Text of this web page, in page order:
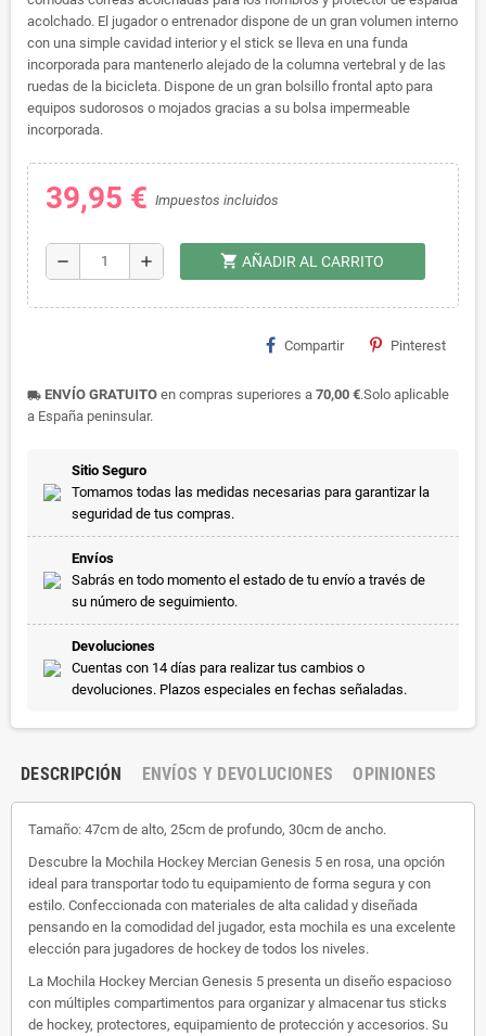
acolchado. El jugador o entrenador dispone de un gran volumen interno
con una simple cavidad interior y el stick se lleva en una funda
incorporada para mantenerlo alejado de la columna vertebral y de las
ruedas de la bicicleta. Dispone de un gran bolsillo frontal apto para
equipos sudorosos o mojados gracias a su bolsa impermeable
incorporada.
39,95 € Impuestos incluidos
remove add shopping_cart AÑADIR AL CARRITO
Compartir Pinterest
local_shipping ENVÍO GRATUITO en compras superiores a 70,00 €.Solo aplicable
a España peninsular.
Sitio Seguro
Tomamos todas las medidas necesarias para garantizar la
seguridad de tus compras.
Envíos
Sabrás en todo momento el estado de tu envío a través de
su número de seguimiento.
Devoluciones
Cuentas con 14 días para realizar tus cambios o
devoluciones. Plazos especiales en fechas señaladas.
DESCRIPCIÓN ENVÍOS Y DEVOLUCIONES OPINIONES
Tamaño: 47cm de alto, 25cm de profundo, 30cm de ancho.
Descubre la Mochila Hockey Mercian Genesis 5 en rosa, una opción
ideal para transportar todo tu equipamiento de forma segura y con
estilo. Confeccionada con materiales de alta calidad y diseñada
pensando en la comodidad del jugador, esta mochila es una excelente
elección para jugadores de hockey de todos los niveles.
La Mochila Hockey Mercian Genesis 5 presenta un diseño espacioso
con múltiples compartimentos para organizar y almacenar tus sticks
de hockey, protectores, equipamiento de protección y accesorios. Su